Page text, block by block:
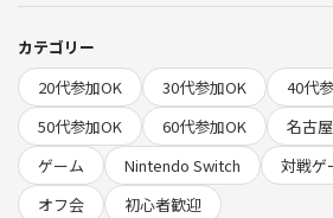
カテゴリー
20代参加OK
30代参加OK
40代
50代参加OK
60代参加OK 名古屋
ゲーム
Nintendo Switch 対戦ゲ
オフ会
初心者歓迎